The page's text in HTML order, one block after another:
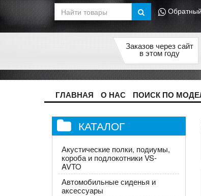
Заказов через сайт
в этом году
ГЛАВНАЯ О НАС ПОИСК ПО
КАТАЛОГ
Акустические полки, подиумы,
короба и подлокотники VS-
AVTO
Автомобильные сиденья и
аксессуары